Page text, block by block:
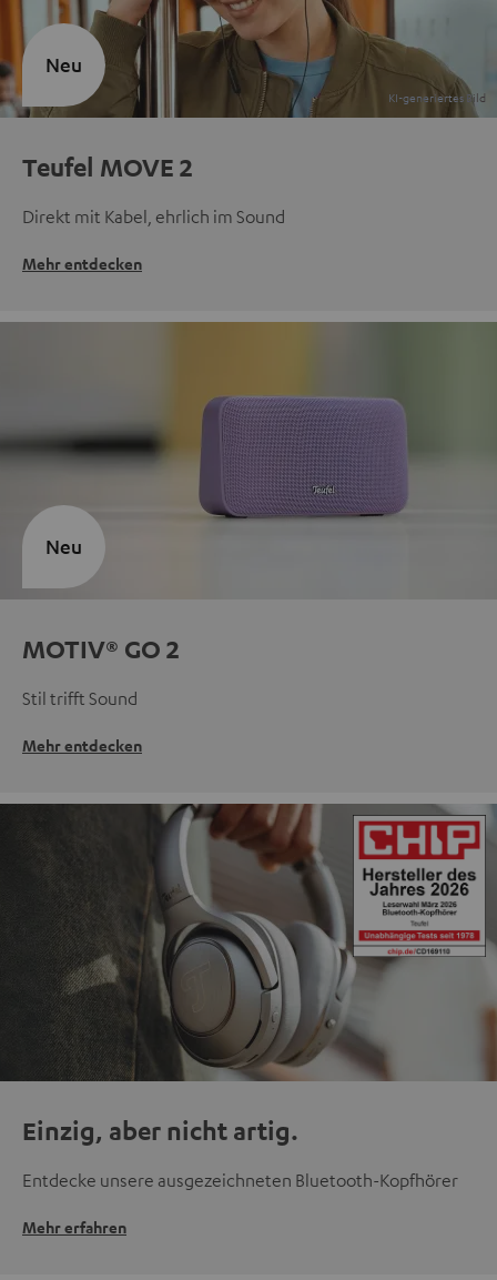
Teufel MOVE 2
Direkt mit Kabel, ehrlich im Sound
Mehr entdecken
Neu
MOTIV® GO 2
Stil trifft Sound
Mehr entdecken
Neu
Einzig, aber nicht artig.
Entdecke unsere ausgezeichneten Bluetooth-Kopfhörer
Mehr erfahren